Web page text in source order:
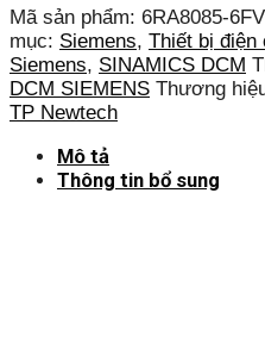
Mã sản phẩm: 6RA8085-
mục: Siemens, Thiết bị điện
Siemens, SINAMICS DCM
DCM SIEMENS Thương
TP Newtech
Mô tả
Thông tin bổ sung